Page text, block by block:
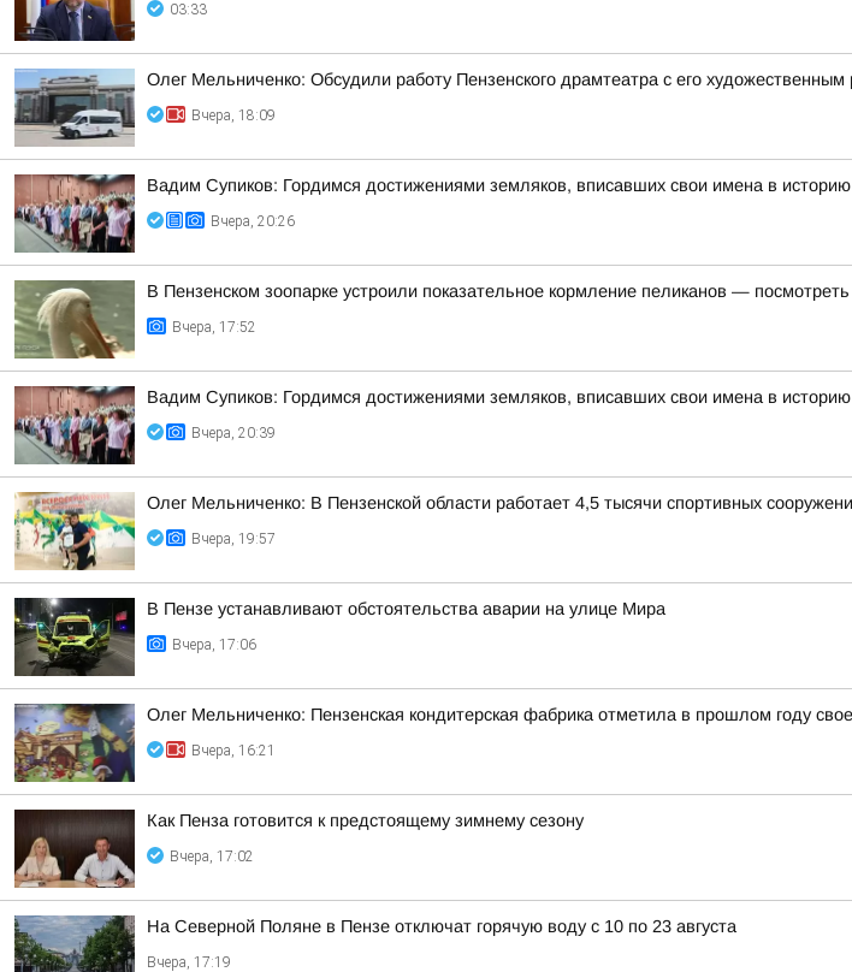
03:33
Олег Мельниченко: Обсудили работу Пензенского драмтеатра с его
Вчера, 18:09
Вадим Супиков: Гордимся достижениями земляков, вписавших свои имена в историю
Вчера, 20:26
В Пензенском зоопарке устроили показательное кормление пеликанов —
Вчера, 17:52
Вадим Супиков: Гордимся достижениями земляков, вписавших свои имена в историю
Вчера, 20:39
Олег Мельниченко: В Пензенской области работает 4,5 тысячи спортивных
Вчера, 19:57
В Пензе устанавливают обстоятельства аварии на улице Мира
Вчера, 17:06
Олег Мельниченко: Пензенская кондитерская фабрика отметила в прошлом году
Вчера, 16:21
Как Пенза готовится к предстоящему зимнему сезону
Вчера, 17:02
На Северной Поляне в Пензе отключат горячую воду с 10 по 23 августа
Вчера, 17:19